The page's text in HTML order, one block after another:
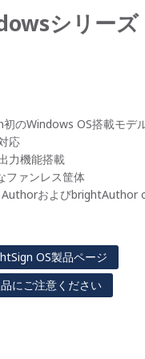
シリーズ
のWindows OS搭載モデ
応
力機能搭載
ファンレス筐体
AuthorおよびbrightAuthor
OS製品ページ
にご注意ください